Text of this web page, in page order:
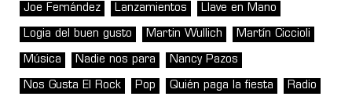
Joe Fernández Lanzamientos Llave en Mano
Logia del buen gusto Martin Wullich Martín Ciccioli
Música Nadie nos para Nancy Pazos
Nos Gusta El Rock Pop Quién paga la fiesta Radio